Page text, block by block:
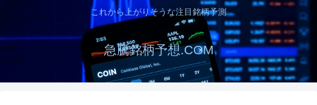
これから上がりそうな注目銘柄予測
急騰銘柄予想.COM